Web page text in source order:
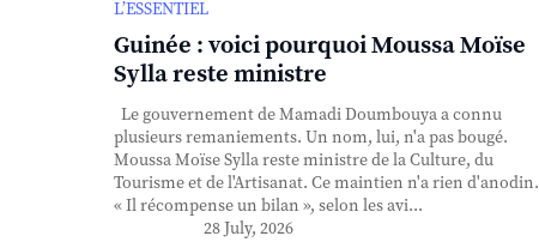
L’ESSENTIEL
Guinée : voici pourquoi Moussa Moïse
Sylla reste ministre
Le gouvernement de Mamadi Doumbouya a connu
plusieurs remaniements. Un nom, lui, n'a pas bougé.
Moussa Moïse Sylla reste ministre de la Culture, du
Tourisme et de l'Artisanat. Ce maintien n'a rien d'anodin.
« Il récompense un bilan », selon les avi...
28 July, 2026